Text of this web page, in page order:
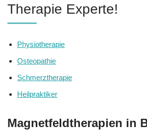
Therapie Experte!
Physiotherapie
Osteopathie
Schmerztherapie
Heilpraktiker
Magnetfeldtherapien in